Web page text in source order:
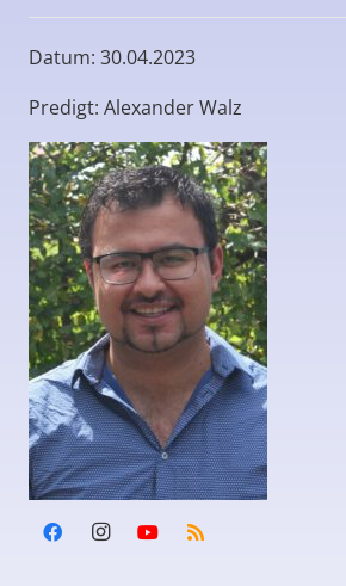
Datum: 30.04.2023
Predigt: Alexander Walz